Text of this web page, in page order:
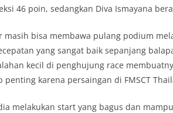
46 poin, sedangkan Diva Ismayana
masih bisa membawa pulang podium
yang sangat baik sepanjang
kecil di penghujung race
karena persaingan di FMSCT
melakukan start yang bagus dan